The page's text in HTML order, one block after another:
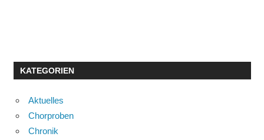
KATEGORIEN
Aktuelles
Chorproben
Chronik